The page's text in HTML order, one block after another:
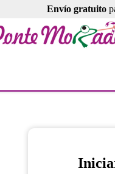
Envío gratuito